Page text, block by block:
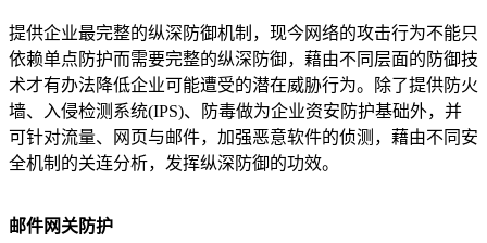
提供企业最完整的纵深防御机制，现今网络的攻击行为不能只
依赖单点防护而需要完整的纵深防御，藉由不同层面的防御技
术才有办法降低企业可能遭受的潜在威胁行为。除了提供防火
墙、入侵检测系统(IPS)、防毒做为企业资安防护基础外，并
可针对流量、网页与邮件，加强恶意软件的侦测，藉由不同安
全机制的关连分析，发挥纵深防御的功效。
邮件网关防护